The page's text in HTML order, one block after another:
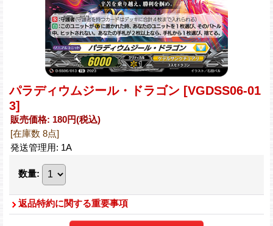
パラディウムジール・ドラゴン [VGDSS06-01
3]
販売価格: 180円(税込)
[在庫数 8点]
発送管理用: 1A
数量:
返品特約に関する重要事項